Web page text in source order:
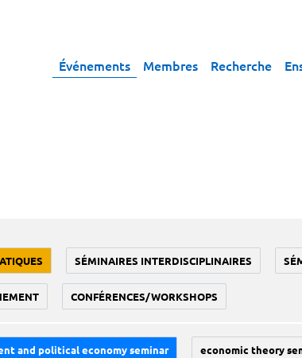
Événements Membres Recherche
SÉMINAIRES INTERDISCIPLINAIRES
CONFÉRENCES/WORKSHOPS
and political economy seminar economic theory